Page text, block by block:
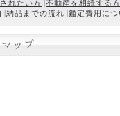
れたい方 |不動産を相続する方
|納品までの流れ |鑑定費用につ
ップ